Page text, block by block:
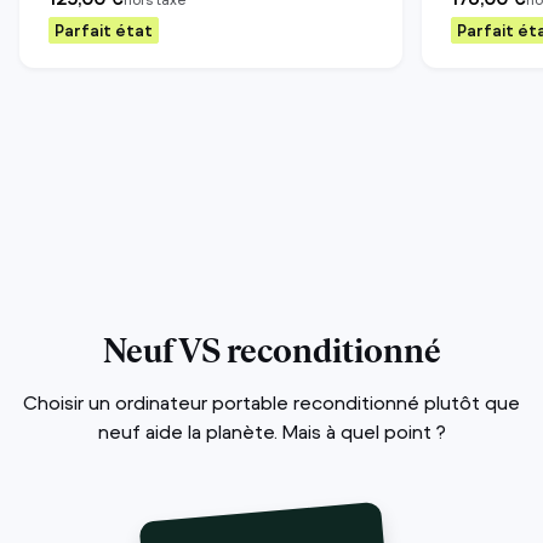
Parfait état Parfait
Neuf VS reconditionné
Choisir un ordinateur portable reconditionné plutôt que
neuf aide la planète. Mais à quel point ?